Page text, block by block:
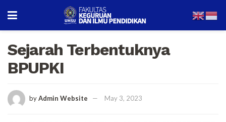
Sejarah Terbentuknya
BPUPKI
byAdmin Website May 3, 2023